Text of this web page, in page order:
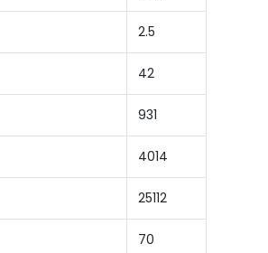
2.5
42
931
4014
25112
70